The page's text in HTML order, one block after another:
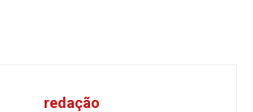
redação